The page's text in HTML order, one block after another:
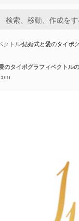
クトル/結婚式と愛のタイポ
のタイポグラフィベクトル